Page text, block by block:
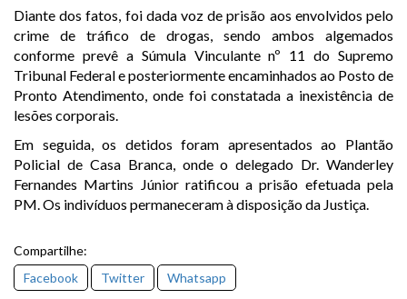
Diante dos fatos, foi dada voz de prisão aos envolvidos pelo
crime de tráfico de drogas, sendo ambos algemados
conforme prevê a Súmula Vinculante nº 11 do Supremo
Tribunal Federal e posteriormente encaminhados ao Posto de
Pronto Atendimento, onde foi constatada a inexistência de
lesões corporais.
Em seguida, os detidos foram apresentados ao Plantão
Policial de Casa Branca, onde o delegado Dr. Wanderley
Fernandes Martins Júnior ratificou a prisão efetuada pela
PM. Os indivíduos permaneceram à disposição da Justiça.
Compartilhe:
Facebook
Twitter Whatsapp